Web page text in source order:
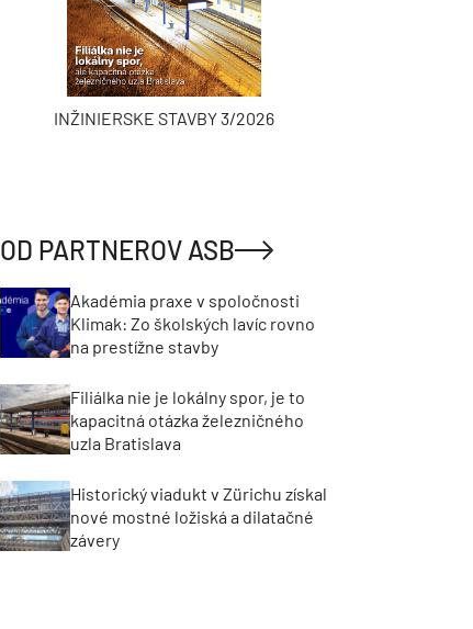
INŽINIERSKE STAVBY 3/2026
OD PARTNEROV ASB
Akadémia praxe v spoločnosti
Klimak: Zo školských lavíc rovno
na prestížne stavby
Filiálka nie je lokálny spor, je to
kapacitná otázka železničného
uzla Bratislava
Historický viadukt v Zürichu získal
nové mostné ložiská a dilatačné
závery